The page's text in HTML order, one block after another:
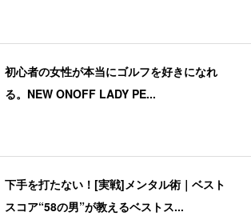
初心者の女性が本当にゴルフを好きになれ
る。NEW ONOFF LADY PE...
下手を打たない！[実戦]メンタル術｜ベスト
スコア“58の男”が教えるベストス...